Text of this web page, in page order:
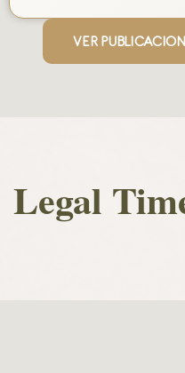
VER
Legal